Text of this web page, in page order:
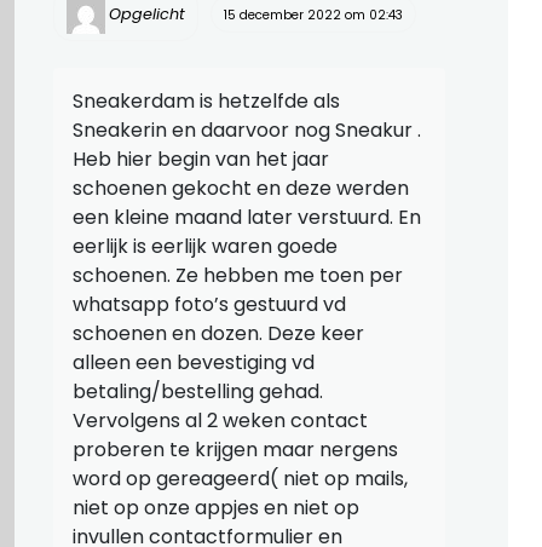
Opgelicht 15 december 2022 om 02:43
Sneakerdam is hetzelfde als
Sneakerin en daarvoor nog Sneakur .
Heb hier begin van het jaar
schoenen gekocht en deze werden
een kleine maand later verstuurd. En
eerlijk is eerlijk waren goede
schoenen. Ze hebben me toen per
whatsapp foto’s gestuurd vd
schoenen en dozen. Deze keer
alleen een bevestiging vd
betaling/bestelling gehad.
Vervolgens al 2 weken contact
proberen te krijgen maar nergens
word op gereageerd( niet op mails,
niet op onze appjes en niet op
invullen contactformulier en